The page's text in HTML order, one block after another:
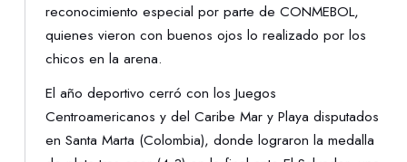
reconocimiento especial por parte de CONMEBOL,
quienes vieron con buenos ojos lo realizado por los
chicos en la arena.
El año deportivo cerró con los Juegos
Centroamericanos y del Caribe Mar y Playa disputados
en Santa Marta (Colombia), donde lograron la medalla